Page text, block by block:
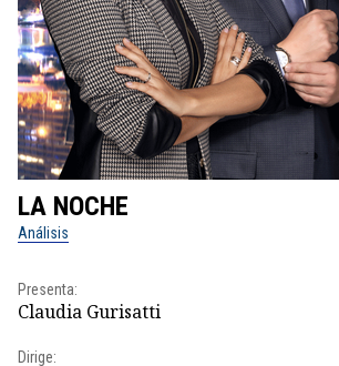
LA NOCHE
Análisis
Presenta:
Claudia Gurisatti
Dirige: